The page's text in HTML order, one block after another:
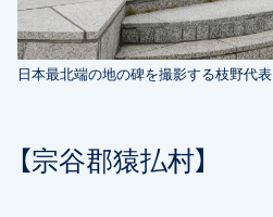
日本最北端の地の碑を撮影する枝野代表
【宗谷郡猿払村】